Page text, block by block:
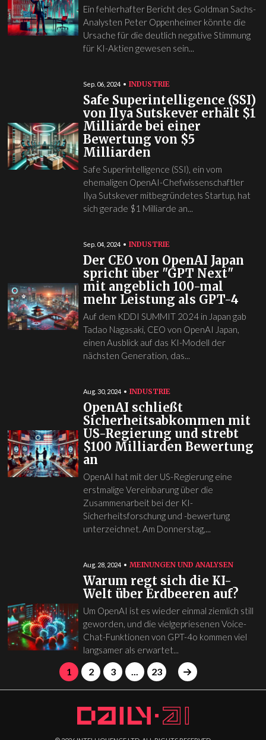
Ein fehlerhafter Bericht des Goldman Sachs-
Analysten Peter Oppenheimer könnte die
Ursache für die deutlich negative Stimmung
für KI-Aktien gewesen sein...
Sep. 06, 2024 INDUSTRIE
Safe Superintelligence (SSI)
von Ilya Sutskever erhält $1
Milliarde bei einer
Bewertung von $5
Milliarden
Safe Superintelligence (SSI), ein vom
ehemaligen OpenAI-Chefwissenschaftler
Ilya Sutskever mitbegründetes Startup, hat
sich gerade $1 Milliarde an...
Sep. 04, 2024 INDUSTRIE
Der CEO von OpenAI Japan
spricht über "GPT Next"
mit angeblich 100-mal
mehr Leistung als GPT-4
Auf dem KDDI SUMMIT 2024 in Japan gab
Tadao Nagasaki, CEO von OpenAI Japan,
einen Ausblick auf das KI-Modell der
nächsten Generation, das...
Aug. 30, 2024 INDUSTRIE
OpenAI schließt
Sicherheitsabkommen mit
US-Regierung und strebt
$100 Milliarden Bewertung
an
OpenAI hat mit der US-Regierung eine
erstmalige Vereinbarung über die
Zusammenarbeit bei der KI-
Sicherheitsforschung und -bewertung
unterzeichnet. Am Donnerstag,...
Aug. 28, 2024 MEINUNGEN UND ANALYSEN
Warum regt sich die KI-
Welt über Erdbeeren auf?
Um OpenAI ist es wieder einmal ziemlich still
geworden, und die vielgepriesenen Voice-
Chat-Funktionen von GPT-4o kommen viel
langsamer als erwartet...
1 2 3 ... 23